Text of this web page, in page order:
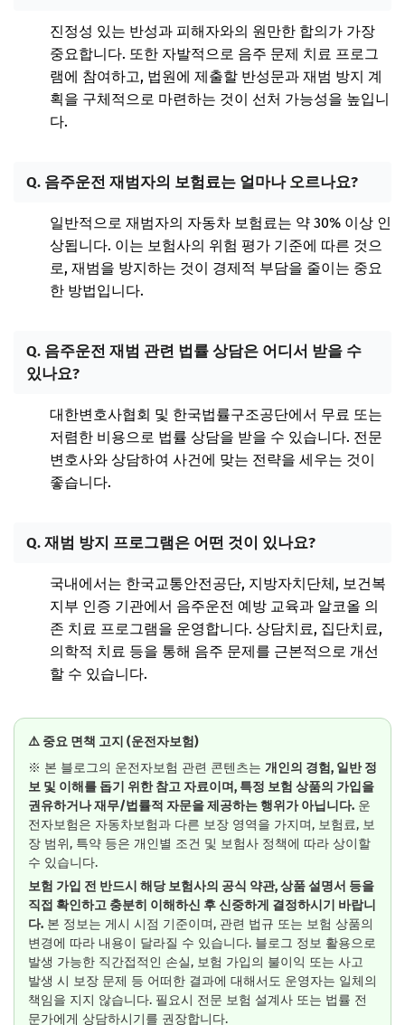
진정성 있는 반성과 피해자와의 원만한 합의가 가장
중요합니다. 또한 자발적으로 음주 문제 치료 프로그
램에 참여하고, 법원에 제출할 반성문과 재범 방지 계
획을 구체적으로 마련하는 것이 선처 가능성을 높입니
다.
Q. 음주운전 재범자의 보험료는 얼마나 오르나요?
일반적으로 재범자의 자동차 보험료는 약 30% 이상 인
상됩니다. 이는 보험사의 위험 평가 기준에 따른 것으
로, 재범을 방지하는 것이 경제적 부담을 줄이는 중요
한 방법입니다.
Q. 음주운전 재범 관련 법률 상담은 어디서 받을 수
있나요?
대한변호사협회 및 한국법률구조공단에서 무료 또는
저렴한 비용으로 법률 상담을 받을 수 있습니다. 전문
변호사와 상담하여 사건에 맞는 전략을 세우는 것이
좋습니다.
Q. 재범 방지 프로그램은 어떤 것이 있나요?
국내에서는 한국교통안전공단, 지방자치단체, 보건복
지부 인증 기관에서 음주운전 예방 교육과 알코올 의
존 치료 프로그램을 운영합니다. 상담치료, 집단치료,
의학적 치료 등을 통해 음주 문제를 근본적으로 개선
할 수 있습니다.
⚠️ 중요 면책 고지 (운전자보험)
※ 본 블로그의 운전자보험 관련 콘텐츠는 개인의 경험, 일반 정
보 및 이해를 돕기 위한 참고 자료이며, 특정 보험 상품의 가입을
권유하거나 재무/법률적 자문을 제공하는 행위가 아닙니다. 운
전자보험은 자동차보험과 다른 보장 영역을 가지며, 보험료, 보
장 범위, 특약 등은 개인별 조건 및 보험사 정책에 따라 상이할
수 있습니다.
보험 가입 전 반드시 해당 보험사의 공식 약관, 상품 설명서 등을
직접 확인하고 충분히 이해하신 후 신중하게 결정하시기 바랍니
다. 본 정보는 게시 시점 기준이며, 관련 법규 또는 보험 상품의
변경에 따라 내용이 달라질 수 있습니다. 블로그 정보 활용으로
발생 가능한 직간접적인 손실, 보험 가입의 불이익 또는 사고
발생 시 보장 문제 등 어떠한 결과에 대해서도 운영자는 일체의
책임을 지지 않습니다. 필요시 전문 보험 설계사 또는 법률 전
문가에게 상담하시기를 권장합니다.